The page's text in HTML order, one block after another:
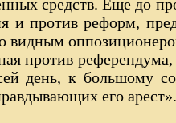
средств. Еще до
и против реформ,
видным
против референдума,
день, к большому
его арест».